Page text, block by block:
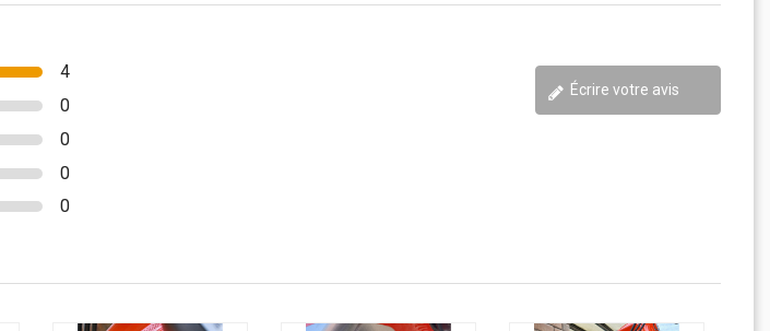
4
0
0
0
0
Écrire votre avis